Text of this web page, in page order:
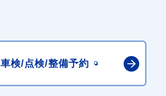
車検/点検/整備予約